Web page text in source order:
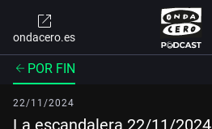
ondacero.es
POR FIN
22/11/2024
La escandalera 22/11/2024